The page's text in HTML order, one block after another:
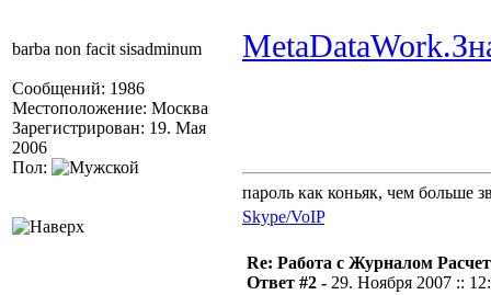
barba non facit sisadminum
Сообщений: 1986
Местоположение: Москва
Зарегистрирован: 19. Мая
2006
Пол:
пароль как коньяк, чем больше
Skype/VoIP
Re: Работа с Журналом
Ответ #2 - 29. Ноября 2007 ::